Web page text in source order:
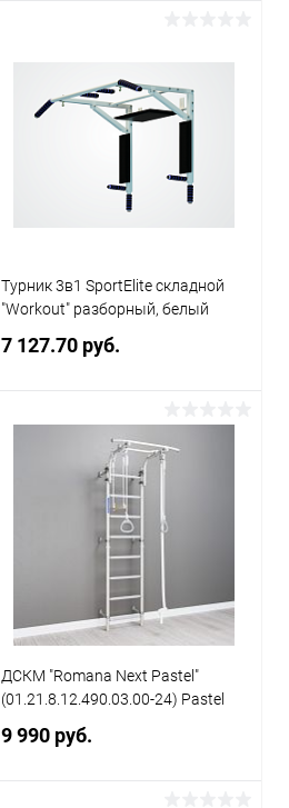
Купить в 1 клик Сравнение
Турник 3в1 SportElite складной
"Workout" разборный, белый
7 127.70 руб.
Подписаться
Купить в 1 клик
В избранное Недоступно
ДСКМ "Romana Next Pastel"
(01.21.8.12.490.03.00-24) Pastel
9 990 руб.